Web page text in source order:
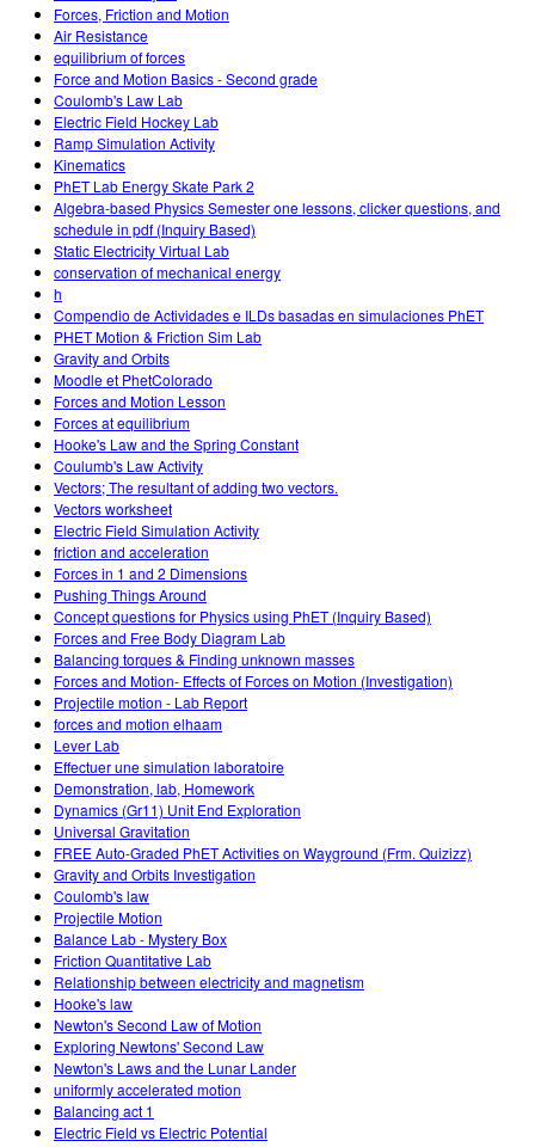
Forces, Friction and Motion
Air Resistance
equilibrium of forces
Force and Motion Basics - Second grade
Coulomb's Law Lab
Electric Field Hockey Lab
Ramp Simulation Activity
Kinematics
PhET Lab Energy Skate Park 2
Algebra-based Physics Semester one lessons, clicker questions, and
schedule in pdf (Inquiry Based)
Static Electricity Virtual Lab
conservation of mechanical energy
h
Compendio de Actividades e ILDs basadas en simulaciones PhET
PHET Motion & Friction Sim Lab
Gravity and Orbits
Moodle et PhetColorado
Forces and Motion Lesson
Forces at equilibrium
Hooke's Law and the Spring Constant
Coulumb's Law Activity
Vectors; The resultant of adding two vectors.
Vectors worksheet
Electric Field Simulation Activity
friction and acceleration
Forces in 1 and 2 Dimensions
Pushing Things Around
Concept questions for Physics using PhET (Inquiry Based)
Forces and Free Body Diagram Lab
Balancing torques & Finding unknown masses
Forces and Motion- Effects of Forces on Motion (Investigation)
Projectile motion - Lab Report
forces and motion elhaam
Lever Lab
Effectuer une simulation laboratoire
Demonstration, lab, Homework
Dynamics (Gr11) Unit End Exploration
Universal Gravitation
FREE Auto-Graded PhET Activities on Wayground (Frm. Quizizz)
Gravity and Orbits Investigation
Coulomb's law
Projectile Motion
Balance Lab - Mystery Box
Friction Quantitative Lab
Relationship between electricity and magnetism
Hooke's law
Newton's Second Law of Motion
Exploring Newtons' Second Law
Newton's Laws and the Lunar Lander
uniformly accelerated motion
Balancing act 1
Electric Field vs Electric Potential